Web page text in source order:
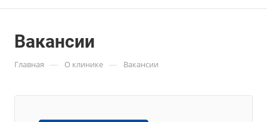
Вакансии
Главная — О клинике — Вакансии